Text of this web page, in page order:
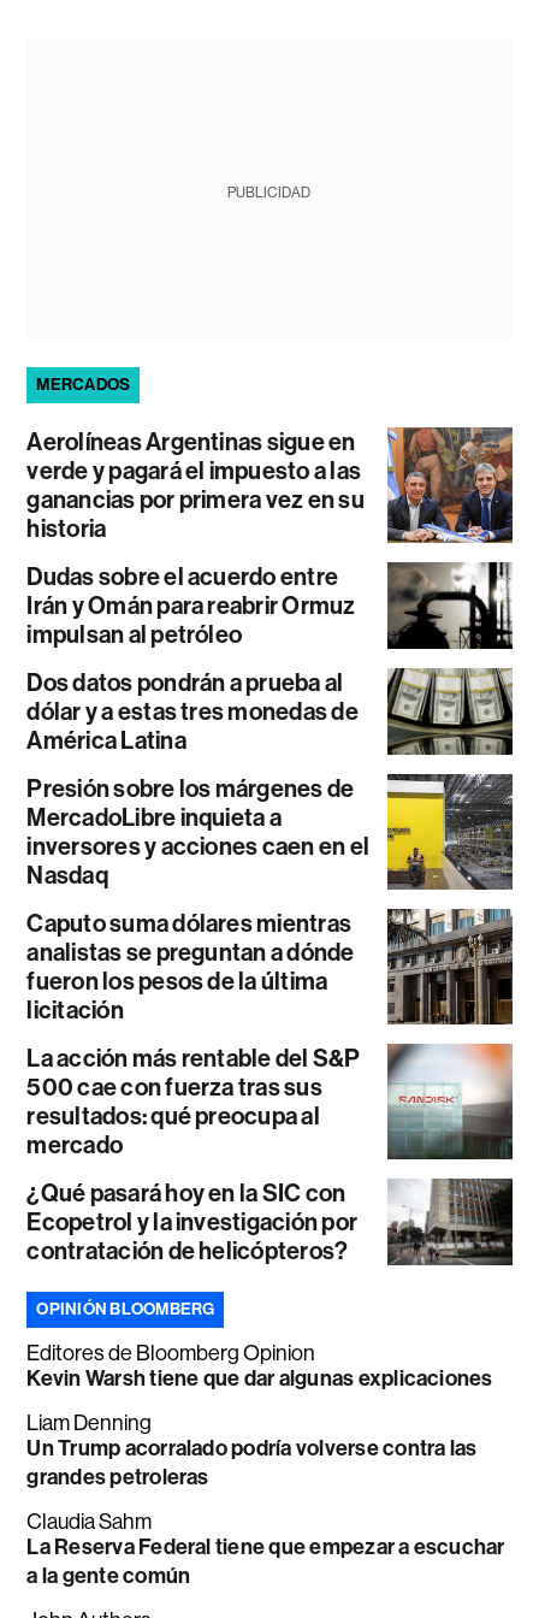
PUBLICIDAD
MERCADOS
Aerolíneas Argentinas sigue en
verde y pagará el impuesto a las
ganancias por primera vez en su
historia
Dudas sobre el acuerdo entre
Irán y Omán para reabrir Ormuz
impulsan al petróleo
Dos datos pondrán a prueba al
dólar y a estas tres monedas de
América Latina
Presión sobre los márgenes de
MercadoLibre inquieta a
inversores y acciones caen en el
Nasdaq
Caputo suma dólares mientras
analistas se preguntan a dónde
fueron los pesos de la última
licitación
La acción más rentable del S&P
500 cae con fuerza tras sus
resultados: qué preocupa al
mercado
¿Qué pasará hoy en la SIC con
Ecopetrol y la investigación por
contratación de helicópteros?
OPINIÓN BLOOMBERG
Editores de Bloomberg Opinion
Kevin Warsh tiene que dar algunas explicaciones
Liam Denning
Un Trump acorralado podría volverse contra las
grandes petroleras
Claudia Sahm
La Reserva Federal tiene que empezar a escuchar
a la gente común